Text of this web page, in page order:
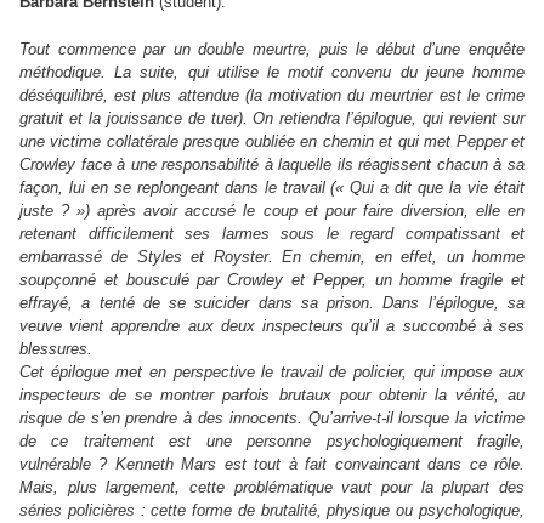
Tout commence par un double meurtre, puis le début d’une enquête
méthodique. La suite, qui utilise le motif convenu du jeune homme
déséquilibré, est plus attendue (la motivation du meurtrier est le crime
gratuit et la jouissance de tuer). On retiendra l’épilogue, qui revient sur
une victime collatérale presque oubliée en chemin et qui met Pepper et
Crowley face à une responsabilité à laquelle ils réagissent chacun à sa
façon, lui en se replongeant dans le travail (« Qui a dit que la vie était
juste ? ») après avoir accusé le coup et pour faire diversion, elle en
retenant difficilement ses larmes sous le regard compatissant et
embarrassé de Styles et Royster. En chemin, en effet, un homme
soupçonné et bousculé par Crowley et Pepper, un homme fragile et
effrayé, a tenté de se suicider dans sa prison. Dans l’épilogue, sa
veuve vient apprendre aux deux inspecteurs qu’il a succombé à ses
blessures.
Cet épilogue met en perspective le travail de policier, qui impose aux
inspecteurs de se montrer parfois brutaux pour obtenir la vérité, au
risque de s’en prendre à des innocents. Qu’arrive-t-il lorsque la victime
de ce traitement est une personne psychologiquement fragile,
vulnérable ? Kenneth Mars est tout à fait convaincant dans ce rôle.
Mais, plus largement, cette problématique vaut pour la plupart des
séries policières : cette forme de brutalité, physique ou psychologique,